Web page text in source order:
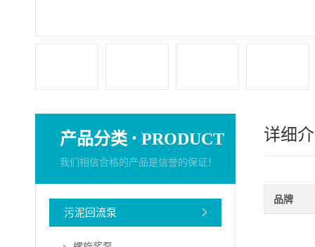
产品分类 · PRODUCT
我们相信合格的产品是信誉的保证！
污泥回流泵
详细
品牌